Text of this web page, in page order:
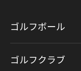
ゴルフボール
ゴルフクラブ